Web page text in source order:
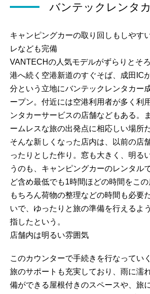
バンテックレンタ
キャンピングカーの取り回しもしやす
レなども完備
VANTECHの人気モデルがずらりとそ
港へ続く空港新道のすぐそば、成田IC
分という立地にバンテックレンタカー
ープン。付近には空港利用者が多く利
ンタカーサービスの店舗などもある。
ームレスな旅の出発点に相応しい場所だ
そんな新しくなった店内は、以前の店
ったりとした作り。窓も大きく、明る
うのも、キャンピングカーのレンタル
ど含め最低でも1時間ほどの時間をこの
もちろん荷物の整理などの時間も必要
いで、ゆったりと旅の準備を行えるよ
指したという。
店舗内は明るい雰囲気
このカウンターで手続きを行なっていく
旅のサポートも充実しており、雨に濡
備ができる屋根付きのスペースや、旅